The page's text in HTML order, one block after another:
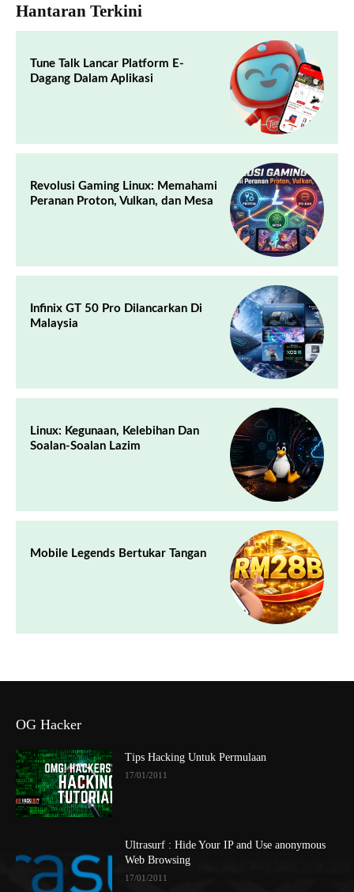
Hantaran Terkini
Tune Talk Lancar Platform E-
Dagang Dalam Aplikasi
Revolusi Gaming Linux: Memahami
Peranan Proton, Vulkan, dan Mesa
Infinix GT 50 Pro Dilancarkan Di
Malaysia
Linux: Kegunaan, Kelebihan Dan
Soalan-Soalan Lazim
Mobile Legends Bertukar Tangan
OG Hacker
Tips Hacking Untuk Permulaan
17/01/2011
Ultrasurf : Hide Your IP and Use anonymous
Web Browsing
17/01/2011